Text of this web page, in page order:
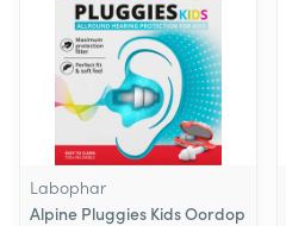
Labophar
Alpine Pluggies Kids Oordop